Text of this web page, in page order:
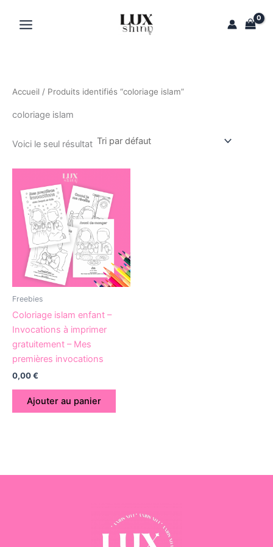
Accueil / Produits identifiés “coloriage islam”
coloriage islam
Voici le seul résultat
Freebies
Coloriage islam enfant –
Invocations à imprimer
gratuitement – Mes
premières invocations
0,00€
Ajouter au panier